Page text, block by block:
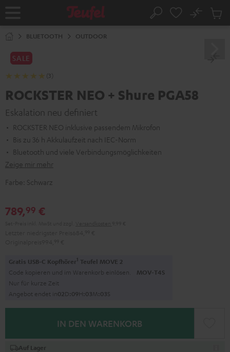
Startseite Suche
No
BLUETOOTH OUTDOOR
SALE
(3)
ROCKSTER NEO + Shure PGA58
Eskalation neu definiert
ROCKSTER NEO inklusive passendem Mikrofon
Bis zu 36 h Akkulaufzeit nach IEC-Norm
Bluetooth und viele Verbindungsmöglichkeiten
Zeige mir mehr
Farbe: Schwarz
789,99 €
Gratis USB-C Kopfhörer1 Teufel MOVE 2
Code kopieren und im Warenkorb einlösen. MOV-T4S
Nur für kurze Zeit
Angebot endet in02D:09H:03M:02S
IN DEN WARENKORB
Auf Lager